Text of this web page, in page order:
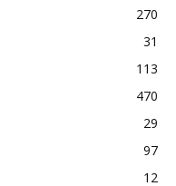
270
31
113
470
29
97
12